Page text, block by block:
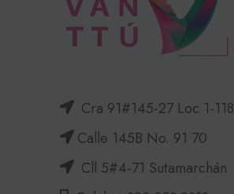
Cra 91#145-27 Loc 1-118
Calle 145B No. 91 70
Cll 5#4-71 Sutamarchán